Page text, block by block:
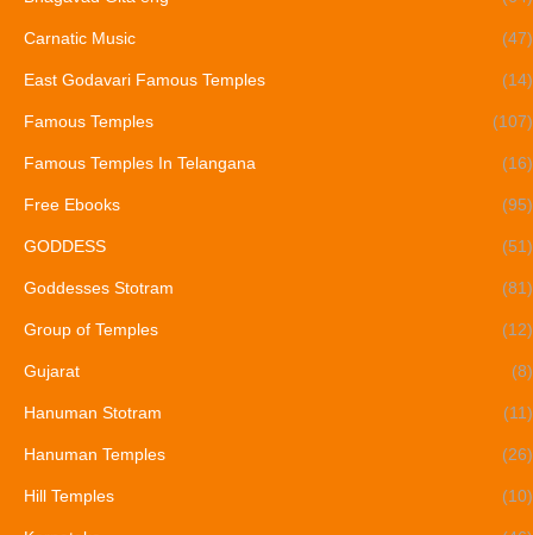
Carnatic Music (47)
East Godavari Famous Temples (14)
Famous Temples (107)
Famous Temples In Telangana (16)
Free Ebooks (95)
GODDESS (51)
Goddesses Stotram (81)
Group of Temples (12)
Gujarat (8)
Hanuman Stotram (11)
Hanuman Temples (26)
Hill Temples (10)